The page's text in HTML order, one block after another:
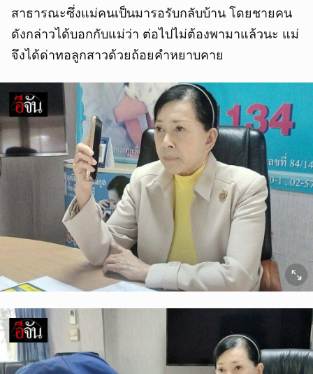
สาธารณะซึ่งแม่คนเป็นมารอรับกลับบ้าน โดยชายคน
ดังกล่าวได้บอกกับแม่ว่า ต่อไปไม่ต้องพามาแล้วนะ แม่
จึงได้ด่าทอลูกสาวด้วยถ้อยคำหยาบคาย